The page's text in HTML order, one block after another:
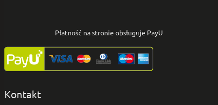
Płatność na stronie obsługuje PayU
Kontakt